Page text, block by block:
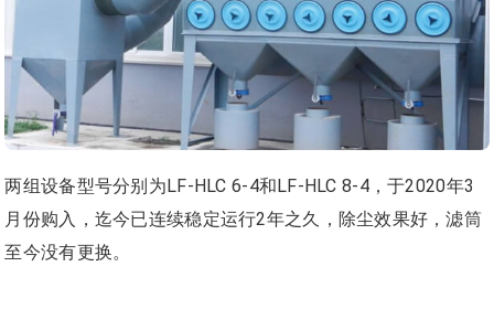
两组设备型号分别为LF-HLC 6-4和LF-HLC 8-4，于2020年3
月份购入，迄今已连续稳定运行2年之久，除尘效果好，滤筒
至今没有更换。